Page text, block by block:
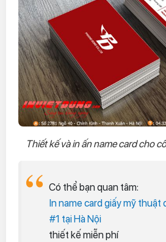
Thiết kế và in ấn name card cho
Có thể bạn quan tâm:
In name card giấy mỹ thuật
#1 tại Hà Nội
thiết kế miễn phí